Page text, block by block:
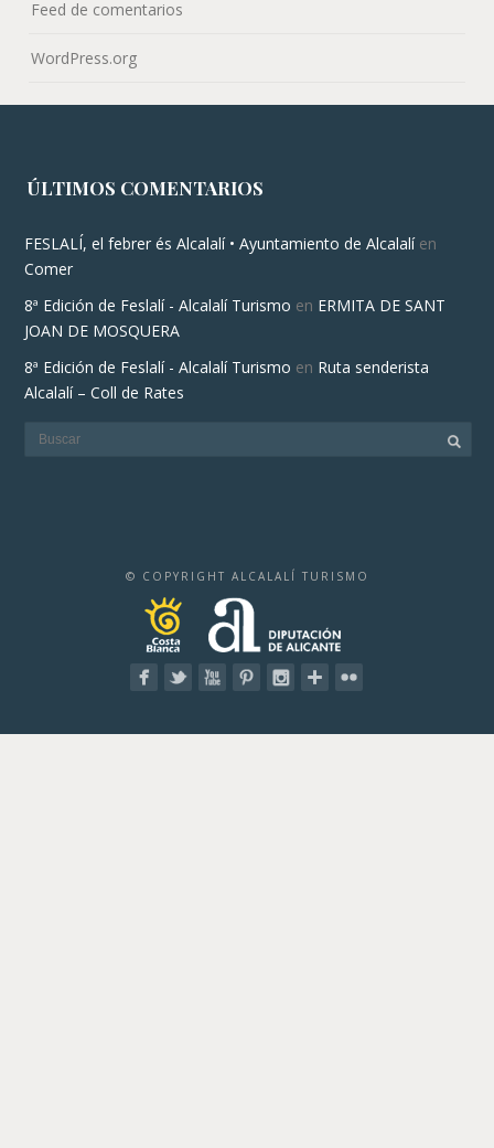
Feed de comentarios
WordPress.org
ÚLTIMOS COMENTARIOS
FESLALÍ, el febrer és Alcalalí • Ayuntamiento de Alcalalíen
Comer
8ª Edición de Feslalí - Alcalalí Turismo en ERMITA DE SANT
JOAN DE MOSQUERA
8ª Edición de Feslalí - Alcalalí Turismo en Ruta senderista
Alcalalí – Coll de Rates
© COPYRIGHT ALCALALÍ TURISMO